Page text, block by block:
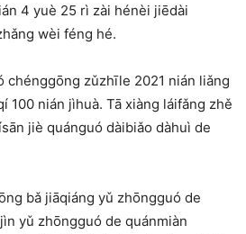
4 yuè 25 rì zài hénèi jiēdài
wèi féng hé.
chénggōng zǔzhīle 2021 nián liǎng
100 nián jìhuà. Tā xiàng láifǎng zhě
jiè quánguó dàibiǎo dàhuì de
bǎ jiāqiáng yǔ zhōngguó de
yǔ zhōngguó de quánmiàn